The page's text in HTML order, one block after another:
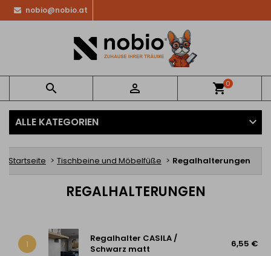
nobio@nobio.at
  shopping_cart0
ALLE KATEGORIEN
Startseite Tischbeine und Möbelfüße Regalhalterungen
REGALHALTERUNGEN
1
Regalhalter CASILA /
Schwarz matt
6,55 €